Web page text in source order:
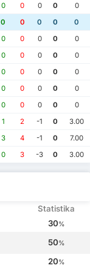
0 0 0 0
0
0 0 0 0
0
0 0 0 0
0
0 0 0 0
0
0 0 0 0
0
0 0 0 0
0
0 0 0 0
0
1 2 -1 0
3.00
3 4 -1 0
7.00
0 3 -3 0 3.00
Statistika
30%
50%
20%